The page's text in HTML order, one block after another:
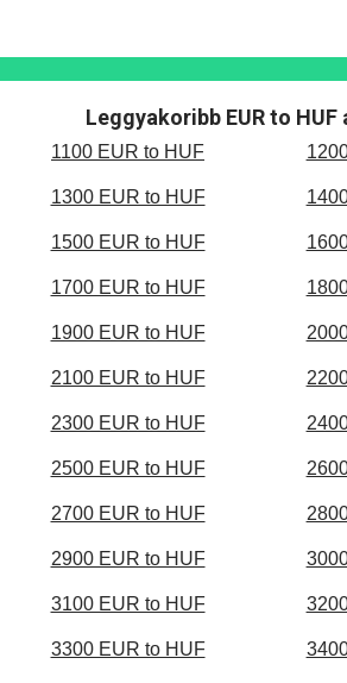
Leggyakoribb EUR to
1100 EUR to HUF
1300 EUR to HUF
1500 EUR to HUF
1700 EUR to HUF
1900 EUR to HUF
2100 EUR to HUF
2300 EUR to HUF
2500 EUR to HUF
2700 EUR to HUF
2900 EUR to HUF
3100 EUR to HUF
3300 EUR to HUF